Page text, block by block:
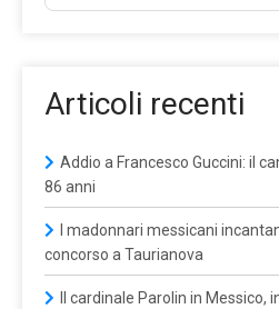
Articoli recenti
Addio a Francesco Guccini: il
86 anni
I madonnari messicani
concorso a Taurianova
Il cardinale Parolin in Messico,